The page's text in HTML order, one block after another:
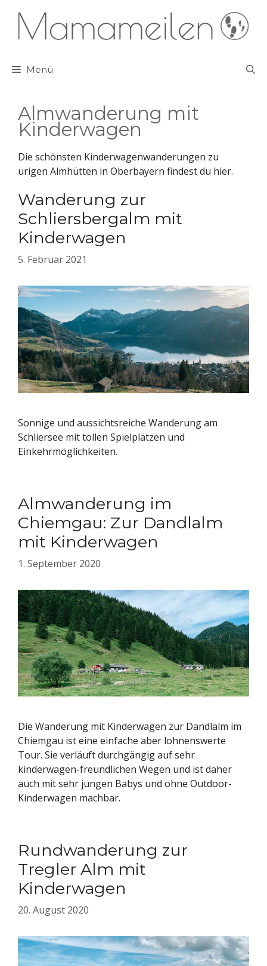
Inhalt
springen
Menü
Almwanderung mit
Kinderwagen
Die schönsten Kinderwagenwanderungen zu
urigen Almhütten in Oberbayern findest du hier.
Wanderung zur
Schliersbergalm mit
Kinderwagen
5. Februar 2021
Sonnige und aussichtsreiche Wanderung am
Schliersee mit tollen Spielplätzen und
Einkehrmöglichkeiten.
Almwanderung im
Chiemgau: Zur Dandlalm
mit Kinderwagen
1. September 2020
Die Wanderung mit Kinderwagen zur Dandlalm im
Chiemgau ist eine einfache aber lohnenswerte
Tour. Sie verläuft durchgängig auf sehr
kinderwagen-freundlichen Wegen und ist daher
auch mit sehr jungen Babys und ohne Outdoor-
Kinderwagen machbar.
Rundwanderung zur
Tregler Alm mit
Kinderwagen
20. August 2020